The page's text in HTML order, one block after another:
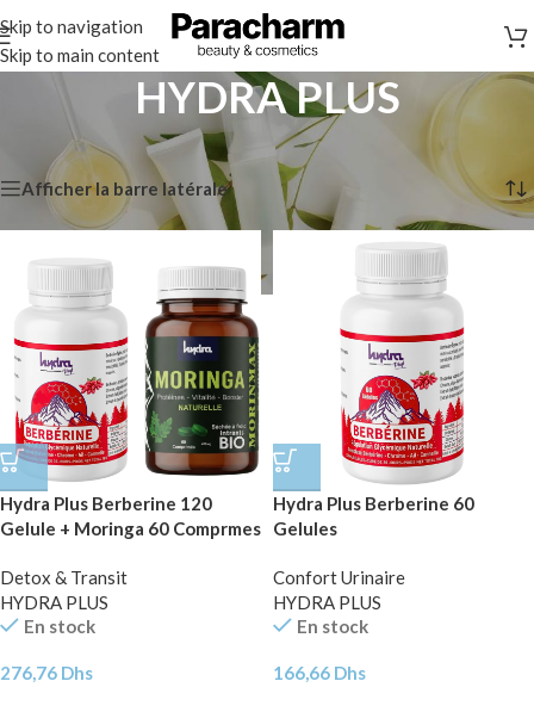
Skip to navigation
Skip to main content
HYDRA PLUS
Marques /HYDRA PLUS Affichage de 1–12 sur 32 résultats
Afficher la barre latérale
Hydra Plus Berberine 120
Gelule + Moringa 60 Comprmes
Detox & Transit
HYDRA PLUS
En stock
276,76 Dhs
Hydra Plus Berberine 60
Gelules
Confort Urinaire
HYDRA PLUS
En stock
166,66 Dhs